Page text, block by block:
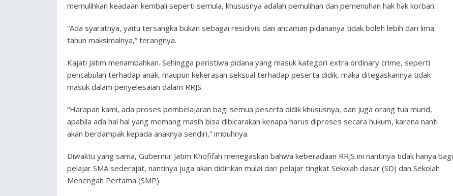
memulihkan keadaan kembali seperti semula, khususnya adalah pemulihan dan pemenuhan hak hak korban.
“Ada syaratnya, yaitu tersangka bukan sebagai residivis dan ancaman pidananya tidak boleh lebih dari lima
tahun maksimalnya,” terangnya.
Kajati Jatim menambahkan. Sehingga peristiwa pidana yang masuk kategori extra ordinary crime, seperti
pencabulan terhadap anak, maupun kekerasan seksual terhadap peserta didik, maka ditegaskannya tidak
masuk dalam penyelesaian dalam RRJS.
“Harapan kami, ada proses pembelajaran bagi semua peserta didik khususnya, dan juga orang tua murid,
apabila ada hal hal yang memang masih bisa dibicarakan kenapa harus diproses secara hukum, karena nanti
akan berdampak kepada anaknya sendiri,” imbuhnya.
Diwaktu yang sama, Gubernur Jatim Khofifah menegaskan bahwa keberadaan RRJS ini nantinya tidak hanya bagi
pelajar SMA sederajat, nantinya juga akan didirikan mulai dari pelajar tingkat Sekolah dasar (SD) dan Sekolah
Menengah Pertama (SMP).